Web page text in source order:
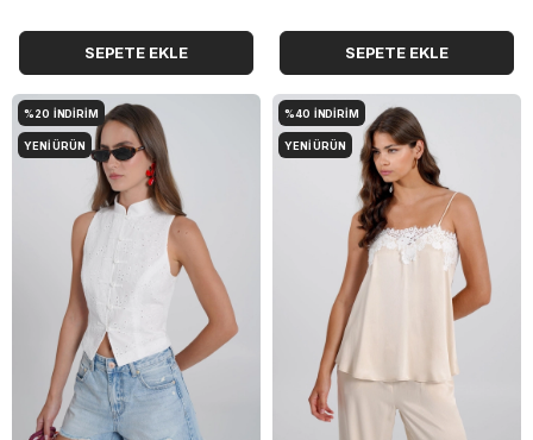
SEPETE EKLE SEPETE EKLE
%20 İNDIRIM
YENI ÜRÜN
%40 İNDIRIM
YENI ÜRÜN